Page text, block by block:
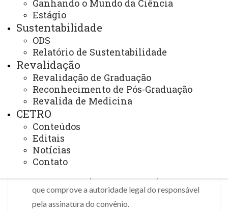
Ganhando o Mundo da Ciência
Estágio
Sustentabilidade
ODS
Relatório de Sustentabilidade
Revalidação
Revalidação de Graduação
Reconhecimento de Pós-Graduação
Revalida de Medicina
CETRO
Conteúdos
Editais
Notícias
Contato
Atualmente, o processo para a celebração de um
acordo internacional está mais ágil e menos burocrático.
Porém, alguns documentos são essenciais, a saber:
Formulário de Trâmite para Formalização de
Convênio Internacional;
Anuência Institucional da Unioeste;
Modelo de convênio preenchido, podendo ser o da
Unioeste (com ou sem alterações) ou o da
instituição estrangeira;
Estatuto de Constituição (by-law) da instituição
estrangeira;
que comprove a autoridade legal do responsável
pela assinatura do convênio.